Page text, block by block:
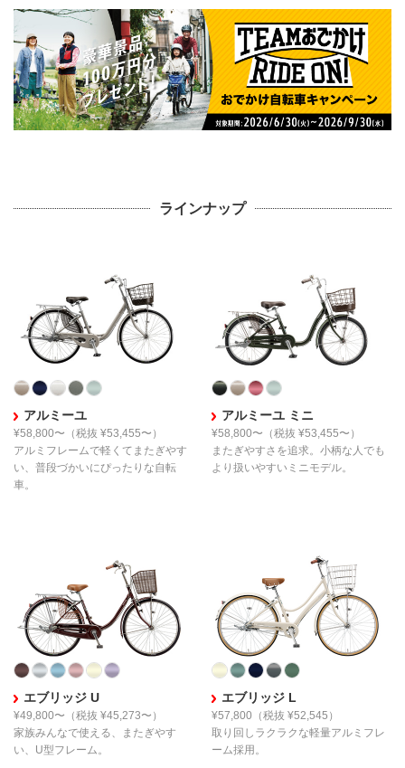
ラインナップ
アルミーユ
¥58,800〜 （税抜 ¥53,455〜）
アルミフレームで軽くてまたぎやす
い、 普段づかいにぴったりな自転
車。
アルミーユ ミニ
¥58,800〜 （税抜 ¥53,455〜）
またぎやすさを追求。 小柄な人でも
より扱いやすい ミニモデル。
エブリッジ U
¥49,800〜 （税抜 ¥45,273〜）
家族みんなで使える、
またぎやす
い、U型フレーム。
エブリッジ L
¥57,800 （税抜 ¥52,545）
取り回しラクラクな軽量アルミフレ
ーム採用。